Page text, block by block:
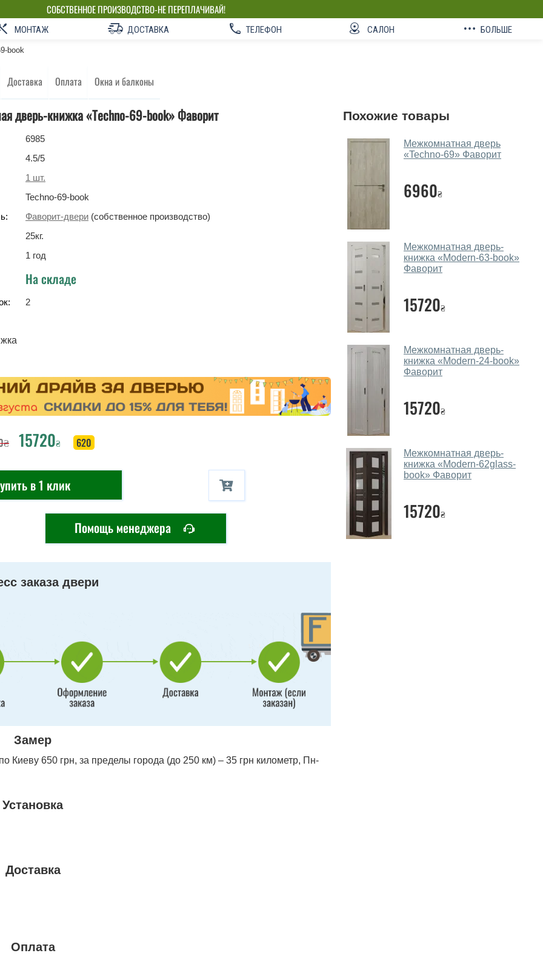
СОБСТВЕННОЕ ПРОИЗВОДСТВО-НЕ ПЕРЕПЛАЧИВАЙ!
МОНТАЖ ДОСТАВКА ТЕЛЕФОН САЛОН БОЛЬШЕ
book
Доставка Оплата Окна и балконы
дверь-книжка «Techno-69-book» Фаворит
6985
4.5/5
1 шт.
Techno-69-book
Фаворит-двери (собственное производство)
25кг.
1 год
На складе
2
₴ 15720₴ 620
в 1 клик
Помощь менеджера
заказа двери
Замер
Киеву 650 грн, за пределы города (до 250 км) – 35 грн километр, Пн-
Установка
Доставка
Оплата
Похожие товары
Межкомнатная дверь
«Techno-69» Фаворит
6960₴
Межкомнатная дверь-
книжка «Modern-63-book»
Фаворит
15720₴
Межкомнатная дверь-
книжка «Modern-24-book»
Фаворит
15720₴
Межкомнатная дверь-
книжка «Modern-62glass-
book» Фаворит
15720₴